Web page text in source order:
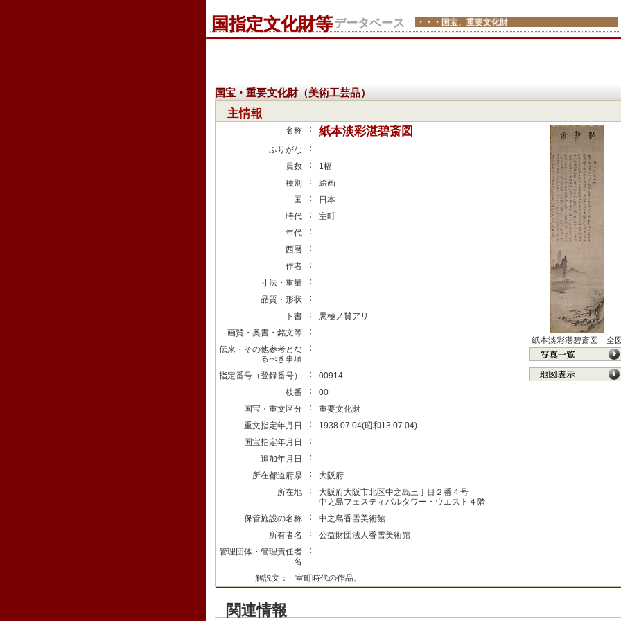
国指定文化財等データベース ・・・国宝、重要文化財
国宝・重要文化財（美術工芸品）
主情報
名称 ： 紙本淡彩湛碧斎図
ふりがな ：
員数 ：
1幅
種別
：
絵画
国
：
日本
時代
：
室町
年代
：
西暦 ：
作者 ：
寸法・重量 ：
品質・形状 ：
ト書 ：
愚極ノ賛アリ
画賛・奥書・銘文等
：
伝来・その他参考とな
るべき事項
：
指定番号（登録番号） ：
00914
枝番
：
00
国宝・重文区分
：
重要文化財
重文指定年月日
：
1938.07.04(昭和13.07.04)
国宝指定年月日
：
追加年月日 ：
所在都道府県 ：
大阪府
所在地
：
大阪府大阪市北区中之島三丁目２番４号
中之島フェスティバルタワー・ウエスト４階
保管施設の名称
：
中之島香雪美術館
所有者名
：
公益財団法人香雪美術館
管理団体・管理責任者
名
：
紙本淡彩湛碧斎図 全
解説文： 室町時代の作品。
関連情報